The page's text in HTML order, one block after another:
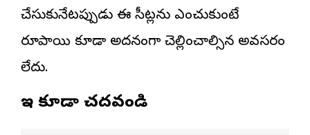
చేసుకునేటప్పుడు ఈ సీట్లను ఎంచుకుంటే
రూపాయి కూడా అదనంగా చెల్లించాల్సిన అవసరం
లేదు.
ఇవి కూడా చదవండి